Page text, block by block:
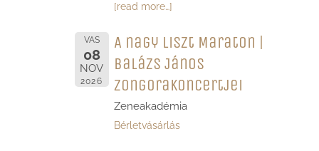
[read more…]
VAS
08
NOV
2026
A nagy Liszt Maraton |
Balázs János
zongorakoncertjei
Zeneakadémia
Bérletvásárlás